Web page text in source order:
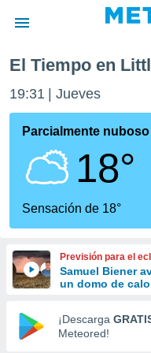
de
por
se
calidad.
a este
las
y
forma
digital
basada
El Tiempo en
19:31 Jueves
Parcialmente nuboso
18°
Sensación de 18°
Previsión para el
Samuel Biener
un domo de
¡Descarga
Meteored!